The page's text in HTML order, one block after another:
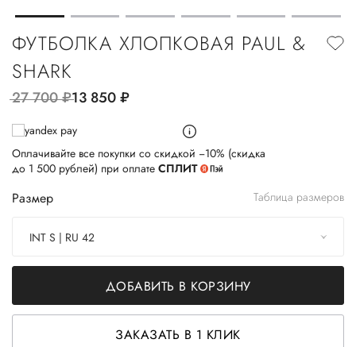
ФУТБОЛКА ХЛОПКОВАЯ PAUL &
SHARK
27 700руб.13 850руб.
Оплачивайте все покупки со скидкой −10% (скидка
до 1 500 рублей) при оплате СПЛИТ
Размер Таблица размеров
INT S | RU 42
ДОБАВИТЬ В КОРЗИНУ
ЗАКАЗАТЬ В 1 КЛИК